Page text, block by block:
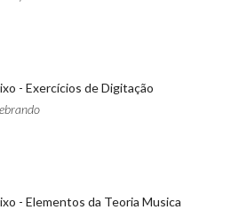
- Exercícios de Digitação
- Elementos da Teoria Musica